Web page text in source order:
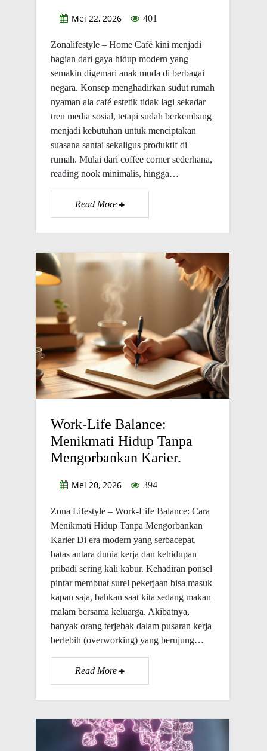
Mei 22, 2026 401
Zonalifestyle – Home Café kini menjadi
bagian dari gaya hidup modern yang
semakin digemari anak muda di berbagai
negara. Konsep menghadirkan sudut rumah
nyaman ala café estetik tidak lagi sekadar
tren media sosial, tetapi sudah berkembang
menjadi kebutuhan untuk menciptakan
suasana santai sekaligus produktif di
rumah. Mulai dari coffee corner sederhana,
reading nook minimalis, hingga…
Read More
Work-Life Balance:
Menikmati Hidup Tanpa
Mengorbankan Karier.
Mei 20, 2026 394
Zona Lifestyle – Work-Life Balance: Cara
Menikmati Hidup Tanpa Mengorbankan
Karier Di era modern yang serbacepat,
batas antara dunia kerja dan kehidupan
pribadi sering kali kabur. Kehadiran ponsel
pintar membuat surel pekerjaan bisa masuk
kapan saja, bahkan saat kita sedang makan
malam bersama keluarga. Akibatnya,
banyak orang terjebak dalam pusaran kerja
berlebih (overworking) yang berujung…
Read More